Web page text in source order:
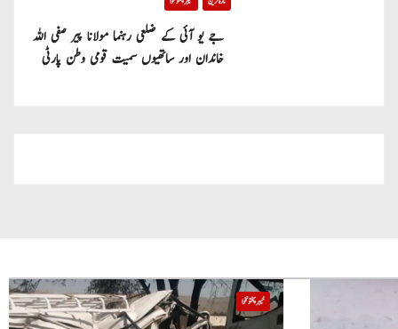
جے یو آئی کے ضلعی رہنما مولانا پیر صفی اللہ
خاندان اور ساتھیوں سمیت قومی وطن پارٹی
خیبر پختونخوا